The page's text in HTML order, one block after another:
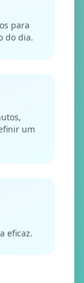
para
do dia.
um
eficaz.